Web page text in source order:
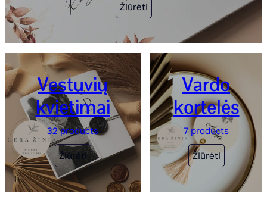
Žiūrėti
Vestuvių
kvietimai
32 products
Žiūrėti
Vardo
kortelės
7 products
Žiūrėti